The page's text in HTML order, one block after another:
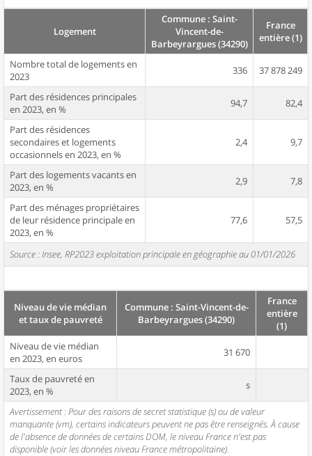
Logement
Commune : Saint-
Vincent-de-
Barbeyrargues (34290)
France
entière (1)
Nombre total de logements en
2023
336 37 878 249
Part des résidences principales
en 2023, en %
94,7 82,4
Part des résidences
secondaires et logements
occasionnels en 2023, en %
2,4 9,7
Part des logements vacants en
2023, en %
2,9 7,8
Part des ménages propriétaires
de leur résidence principale en
2023, en %
77,6 57,5
Source : Insee, RP2023 exploitation principale en géographie au 01/01/2026
Niveau de vie médian
et taux de pauvreté
Commune : Saint-Vincent-de-
Barbeyrargues (34290)
France
entière
(1)
Niveau de vie médian
en 2023, en euros
31 670
Taux de pauvreté en
2023, en %
s
Avertissement : Pour des raisons de secret statistique (s) ou de valeur
manquante (vm), certains indicateurs peuvent ne pas être renseignés. À cause
de l'absence de données de certains DOM, le niveau France n'est pas
disponible (voir les données niveau France métropolitaine).